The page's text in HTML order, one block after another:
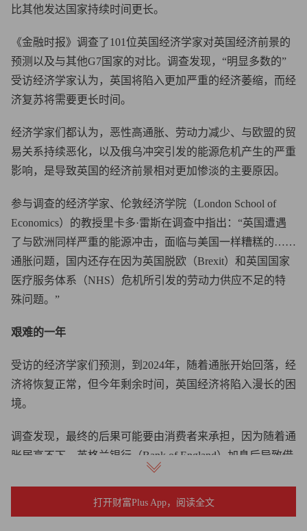
比其他发达国家持续时间更长。
《金融时报》调查了101位英国经济学家对英国经济前景的
预测以及与其他G7国家的对比。调查发现，“明显多数的”
受访经济学家认为，英国将陷入更加严重的经济萎缩，而经
济复苏将需要更长时间。
经济学家们都认为，恶性高通胀、劳动力减少、与欧盟的贸
易关系持续恶化，以及俄乌冲突引发的能源危机产生的严重
影响，是导致英国的经济前景相对更加惨淡的主要原因。
参与调查的经济学家、伦敦经济学院（London School of
Economics）的教授里卡多·雷斯在调查中指出：“英国遭遇
了与欧洲同样严重的能源冲击，面临与美国一样糟糕的……
通胀问题，国内还存在因为英国脱欧（Brexit）和英国国家
医疗服务体系（NHS）危机所引发的劳动力供应不足的特
殊问题。”
艰难的一年
受访的经济学家们预测，到2024年，随着通胀开始回落，经
济将恢复正常，但今年剩余时间，英国经济将陷入漫长的困
境。
调查发现，最终的后果可能要由消费者来承担，因为随着通
胀居高不下，英格兰银行（Bank of England）加息后导致借
款成本增加。经济学家们纷纷用从“糟糕”到“悲惨”这样的词
打开财富Plus App，阅读全文